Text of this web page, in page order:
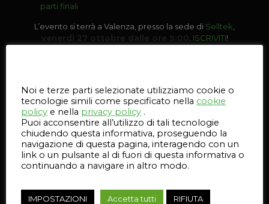
parti finali
L’evento si terrà a Valenza, presso la sede di Selltek
ISCRIVITI!
azienda: 15 anni di esperienza nel settore, 36 tecnici
professionisti, 428 stampanti 3D installate, partner
tecnologico delle PMI in Italia e all’estero e rivenditore
dei migliori brand per il 3D.
P.S.:Richiedici come sfruttare gli incentivi statali per
l’acquisto di una stampante 3D. E’ previsto un
iperammortamento del 250%.
partecipazione clicca
QUI.
Noi e terze parti selezionate utilizziamo cookie o
tecnologie simili come specificato nella cookie
policy e nella privacy policy .
Puoi acconsentire all’utilizzo di tali tecnologie
chiudendo questa informativa, proseguendo la
navigazione di questa pagina, interagendo con un
link o un pulsante al di fuori di questa informativa o
continuando a navigare in altro modo.
IMPOSTAZIONI Accetta tutti RIFIUTA